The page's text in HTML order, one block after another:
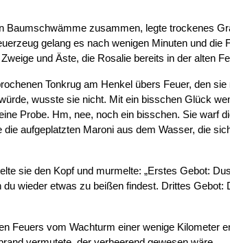
Baumschwämme zusammen, legte trockenes
gelang es nach wenigen Minuten und die
und Äste, die Rosalie bereits in der alten
Tonkrug am Henkel übers Feuer, den
wusste sie nicht. Mit ein bisschen Glück
Probe. Hm, nee, noch ein bisschen. Sie warf
aufgeplatzten Maroni aus dem Wasser, die
sie den Kopf und murmelte: „Erstes Gebot:
wieder etwas zu beißen findest. Drittes
Feuers vom Wachturm einer wenige Kilometer